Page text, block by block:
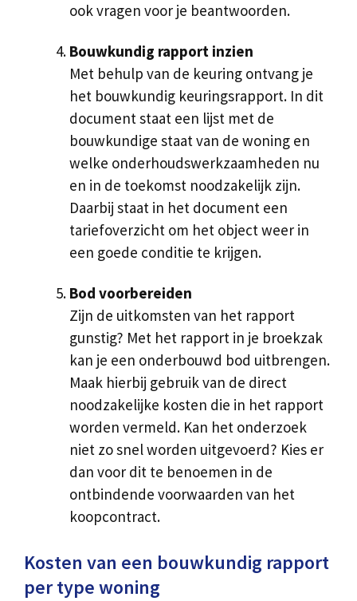
ook vragen voor je beantwoorden.
Bouwkundig rapport inzien
Met behulp van de keuring ontvang je
het bouwkundig keuringsrapport. In dit
document staat een lijst met de
bouwkundige staat van de woning en
welke onderhoudswerkzaamheden nu
en in de toekomst noodzakelijk zijn.
Daarbij staat in het document een
tariefoverzicht om het object weer in
een goede conditie te krijgen.
Bod voorbereiden
Zijn de uitkomsten van het rapport
gunstig? Met het rapport in je broekzak
kan je een onderbouwd bod uitbrengen.
Maak hierbij gebruik van de direct
noodzakelijke kosten die in het rapport
worden vermeld. Kan het onderzoek
niet zo snel worden uitgevoerd? Kies er
dan voor dit te benoemen in de
ontbindende voorwaarden van het
koopcontract.
Kosten van een bouwkundig rapport
per type woning